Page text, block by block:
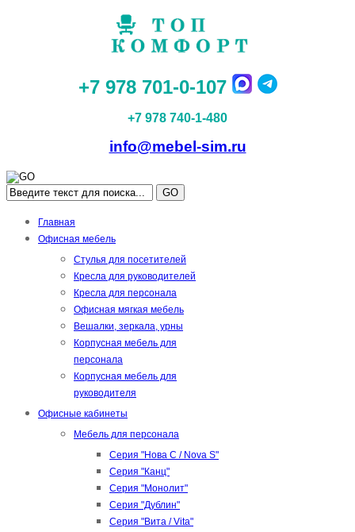
+7 978 701-0-107
+7 978 740-1-480
info@mebel-sim.ru
GO
Главная
Офисная мебель
Стулья для посетителей
Кресла для руководителей
Кресла для персонала
Офисная мягкая мебель
Вешалки, зеркала, урны
Корпусная мебель для
персонала
Корпусная мебель для
руководителя
Офисные кабинеты
Мебель для персонала
Серия "Нова С / Nova S"
Серия "Канц"
Серия "Монолит"
Серия "Дублин"
Серия "Вита / Vita"